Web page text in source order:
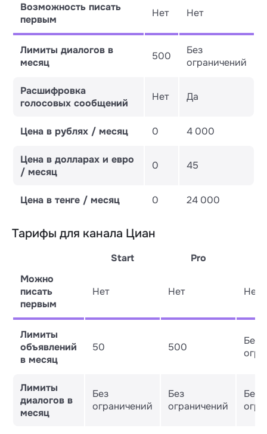
Возможность писать
первым
Нет Нет
Лимиты диалогов в
месяц
500
Без
ограничений
Расшифровка
голосовых сообщений
Нет Да
Цена в рублях / месяц 0 4 000
Цена в долларах и евро
/ месяц
0 45
Цена в тенге / месяц 0 24 000
Тарифы для канала Циан
Start Pro
Можно
писать
первым
Нет Нет Нет
Лимиты
объявлений
в месяц
50 500
Без
Лимиты
диалогов в
месяц
Без
ограничений
Без
ограничений
Без